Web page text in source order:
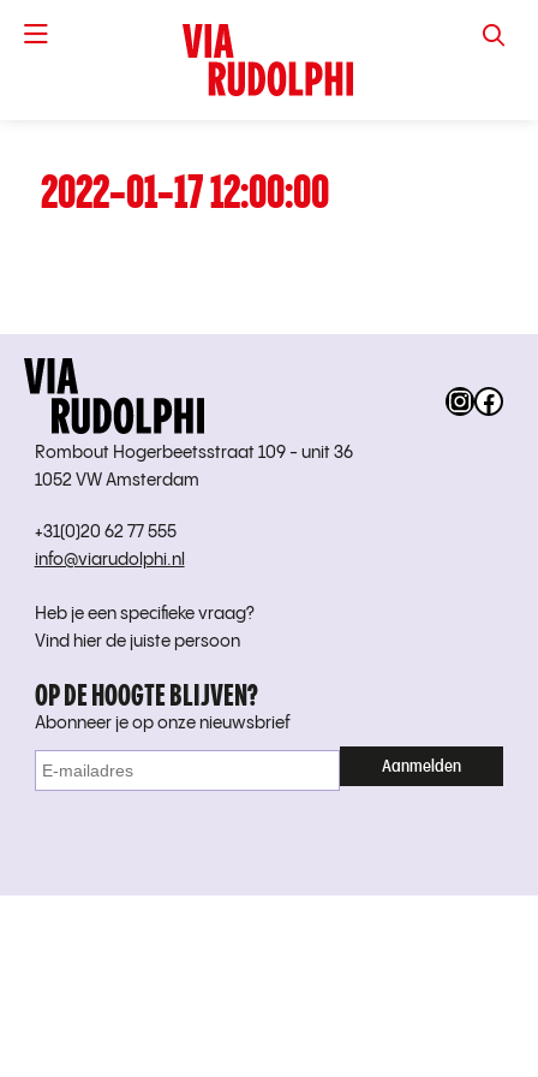
VIA
2022-01-17 12:00:00
Rombout Hogerbeetsstraat 109 - unit 36
1052 VW Amsterdam
+31(0)20 62 77 555
info@viarudolphi.nl
Heb je een specifieke vraag?
Vind hier de juiste persoon
OP DE HOOGTE BLIJVEN?
Abonneer je op onze nieuwsbrief